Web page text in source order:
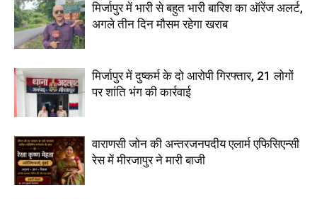
मिर्जापुर में भारी से बहुत भारी बारिश का ऑरेंज अलर्ट,
अगले तीन दिन मौसम रहेगा खराब
मिर्जापुर में दुष्कर्म के दो आरोपी गिरफ्तार, 21 लोगों
पर शांति भंग की कार्रवाई
वाराणसी जोन की अन्तरजनपदीय एलार्म एफिसिएन्सी
रेस में मीरजापुर ने मारी बाजी